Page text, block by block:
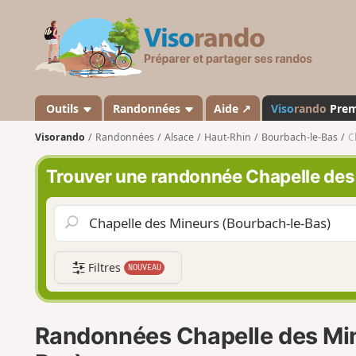
s
a
n
d
o
Outils Randonnées Aide ↗ Visorando
Visorando Randonnées Alsace Haut-Rhin Bourbach-le-Bas
Trouver une randonnée Chapelle
Filtres NOUVEAU
Randonnées Chapelle des